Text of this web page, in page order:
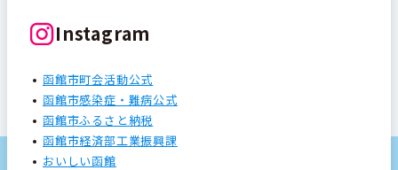
Instagram
函館市町会活動公式
函館市感染症・難病公式
函館市ふるさと納税
函館市経済部工業振興課
おいしい函館